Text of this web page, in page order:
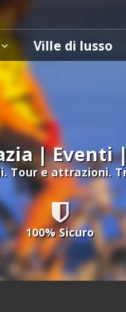
Ville di lusso
|
Tour e attrazioni.
100% Sicuro